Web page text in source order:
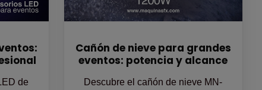
de
Cañón de nieve para grandes
eventos: potencia y alcance
Descubre el cañón de nieve MN-